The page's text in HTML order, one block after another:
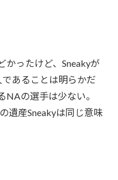
かったけど、Sneakyが
あることは明らかだ
NAの選手は少ない。
遺産Sneakyは同じ意味